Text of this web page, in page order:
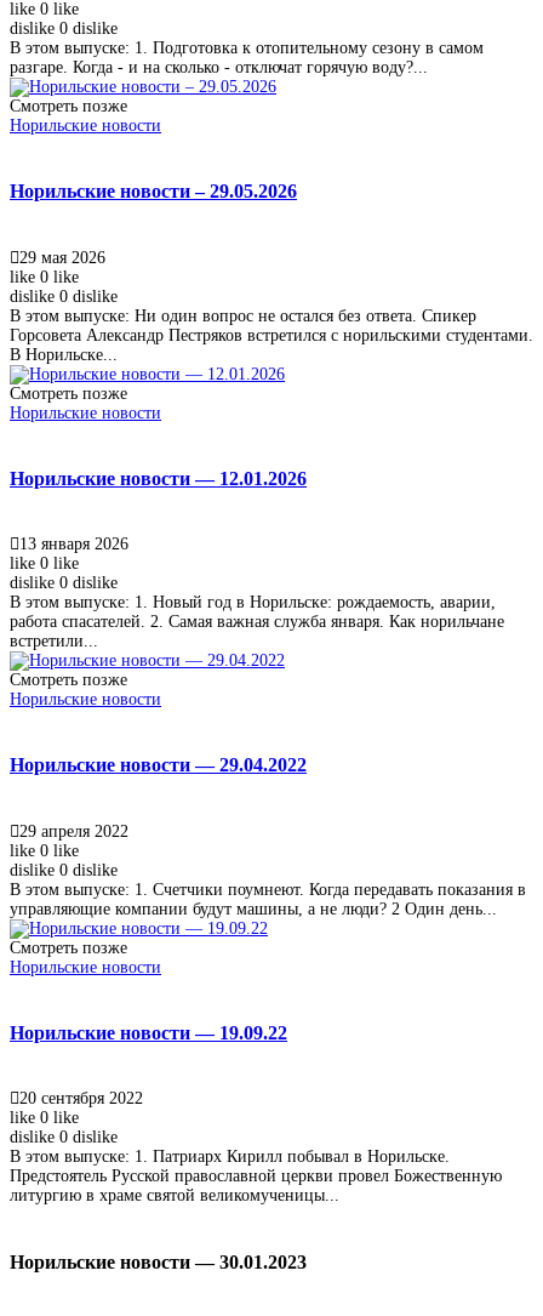
like 0 like
dislike 0 dislike
В этом выпуске: 1. Подготовка к отопительному сезону в самом
разгаре. Когда - и на сколько - отключат горячую воду?...
Смотреть позже
Норильские новости
Норильские новости – 29.05.2026
29 мая 2026
like 0 like
dislike 0 dislike
В этом выпуске: Ни один вопрос не остался без ответа. Спикер
Горсовета Александр Пестряков встретился с норильскими студентами.
В Норильске...
Смотреть позже
Норильские новости
Норильские новости — 12.01.2026
13 января 2026
like 0 like
dislike 0 dislike
В этом выпуске: 1. Новый год в Норильске: рождаемость, аварии,
работа спасателей. 2. Самая важная служба января. Как норильчане
встретили...
Смотреть позже
Норильские новости
Норильские новости — 29.04.2022
29 апреля 2022
like 0 like
dislike 0 dislike
В этом выпуске: 1. Счетчики поумнеют. Когда передавать показания в
управляющие компании будут машины, а не люди? 2 Один день...
Смотреть позже
Норильские новости
Норильские новости — 19.09.22
20 сентября 2022
like 0 like
dislike 0 dislike
В этом выпуске: 1. Патриарх Кирилл побывал в Норильске.
Предстоятель Русской православной церкви провел Божественную
литургию в храме святой великомученицы...
Норильские новости — 30.01.2023